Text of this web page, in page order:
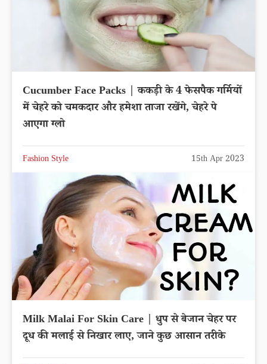
Cucumber Face Packs | ककड़ी के 4 फेसपैक गर्मियों
में चेहरे को चमकदार और हमेशा ताजा रखेंगे, चेहरे पे
आएगा ग्लो
Fashion Style 15th Apr 2023
Milk Malai For Skin Care | धुप से बेजान चेहर पर
दूध की मलाई से निखार लाए, जाने कुछ आसान तरीके